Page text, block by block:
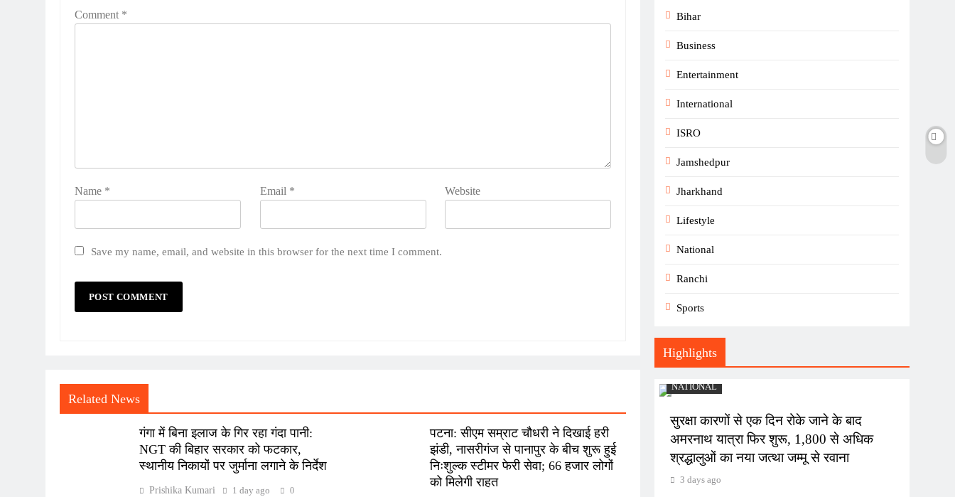
Comment *
Name * Email * Website
Save my name, email, and website in this browser for the next time I comment.
Related News
गंगा में बिना इलाज के गिर रहा गंदा पानी:
NGT की बिहार सरकार को फटकार,
स्थानीय निकायों पर जुर्माना लगाने के निर्देश
Prishika Kumari 1 day ago 0
पटना: सीएम सम्राट चौधरी ने दिखाई हरी
झंडी, नासरीगंज से पानापुर के बीच शुरू हुई
निःशुल्क स्टीमर फेरी सेवा; 66 हजार लोगों
को मिलेगी राहत
Bihar
Business
Entertainment
International
ISRO
Jamshedpur
Jharkhand
Lifestyle
National
Ranchi
Sports
Highlights
NATIONAL
सुरक्षा कारणों से एक दिन रोके जाने के बाद
अमरनाथ यात्रा फिर शुरू, 1,800 से अधिक
श्रद्धालुओं का नया जत्था जम्मू से रवाना
3 days ago